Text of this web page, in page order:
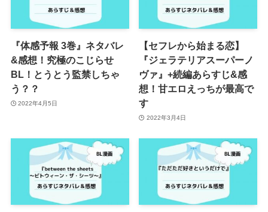
『体感予報 3巻』ネタバレ
&感想！究極のこじらせ
BL！とうとう監禁しちゃ
う？？
2022年4月5日
【セフレから始まる恋】
『ジェラテリアスーパーノ
ヴァ』+続編あらすじ&感
想！甘エロえっちが最高で
す
2022年3月4日